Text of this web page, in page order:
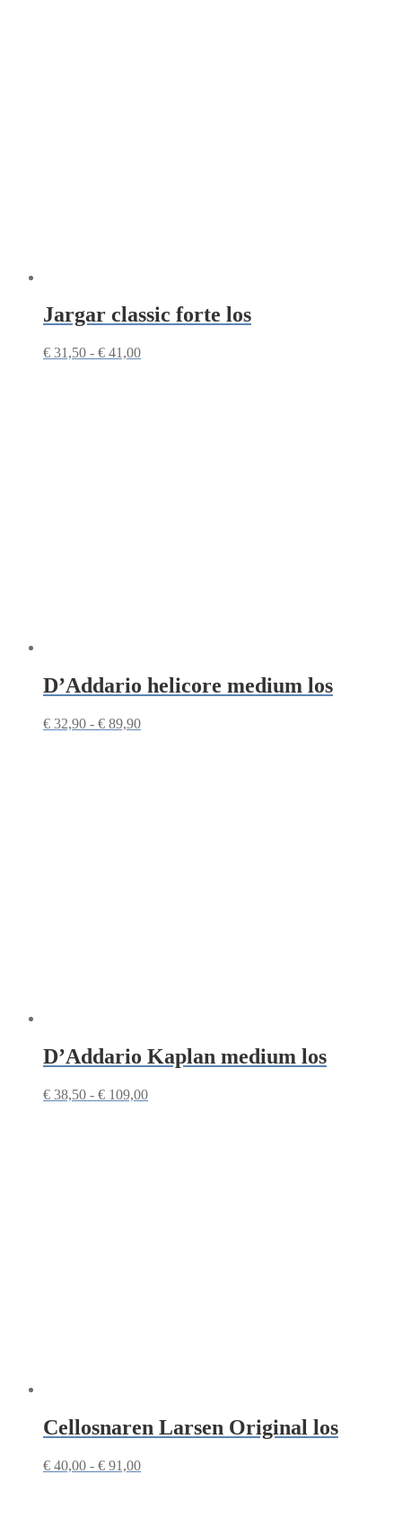
Jargar classic forte los
€ 31,50 - € 41,00Prijsklasse:
D’Addario helicore medium los
€ 32,90 - € 89,90Prijsklasse:
D’Addario Kaplan medium los
€ 38,50 - € 109,00Prijsklasse:
Cellosnaren Larsen Original los
€ 40,00 - € 91,00Prijsklasse: